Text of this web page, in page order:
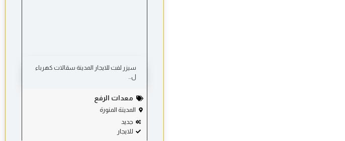
سيزر لفت للايجار المدينة سقالات كهرباء
ل...
معدات الرفع
المدينة المنورة
جديد
للايجار